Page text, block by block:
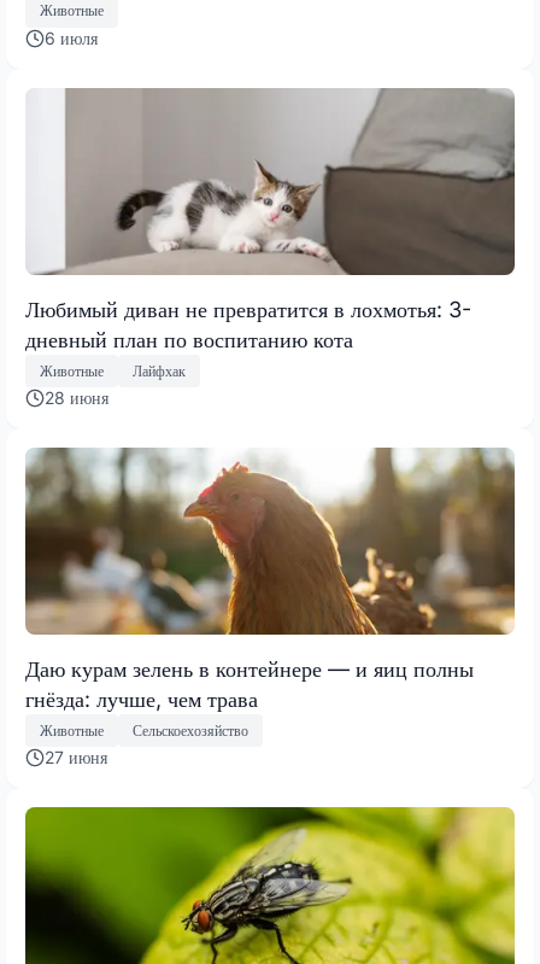
Животные
6 июля
Любимый диван не превратится в лохмотья: 3-
дневный план по воспитанию кота
Животные Лайфхак
28 июня
Даю курам зелень в контейнере — и яиц полны
гнёзда: лучше, чем трава
Животные Сельскоехозяйство
27 июня